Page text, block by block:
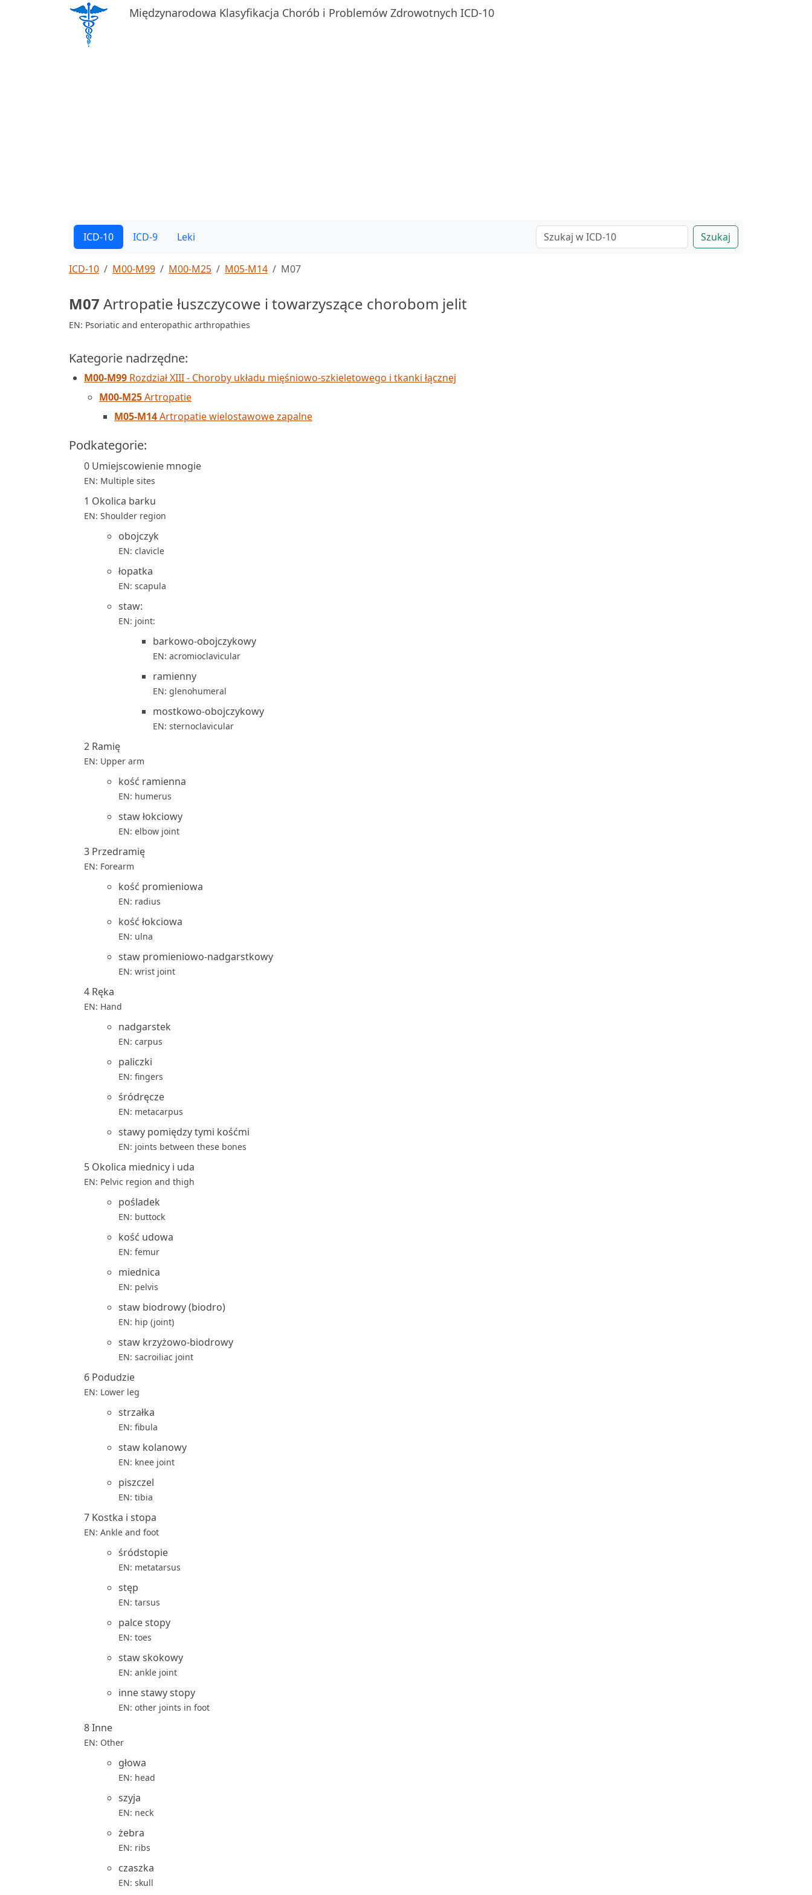
Międzynarodowa Klasyfikacja Chorób i Problemów Zdrowotnych ICD-10
ICD-10 ICD-9 Leki Szukaj
ICD-10 M00-M99 M00-M25 M05-M14 M07
M07 Artropatie łuszczycowe i towarzyszące chorobom jelit
EN: Psoriatic and enteropathic arthropathies
Kategorie nadrzędne:
M00-M99 Rozdział XIII - Choroby układu mięśniowo-szkieletowego i tkanki łącznej
M00-M25Artropatie
M05-M14Artropatie wielostawowe zapalne
Podkategorie:
0 Umiejscowienie mnogie
EN: Multiple sites
1 Okolica barku
EN: Shoulder region
obojczyk
EN: clavicle
łopatka
EN: scapula
staw:
EN: joint:
barkowo-obojczykowy
EN: acromioclavicular
ramienny
EN: glenohumeral
mostkowo-obojczykowy
EN: sternoclavicular
2 Ramię
EN: Upper arm
kość ramienna
EN: humerus
staw łokciowy
EN: elbow joint
3 Przedramię
EN: Forearm
kość promieniowa
EN: radius
kość łokciowa
EN: ulna
staw promieniowo-nadgarstkowy
EN: wrist joint
4 Ręka
EN: Hand
nadgarstek
EN: carpus
paliczki
EN: fingers
śródręcze
EN: metacarpus
stawy pomiędzy tymi kośćmi
EN: joints between these bones
5 Okolica miednicy i uda
EN: Pelvic region and thigh
pośladek
EN: buttock
kość udowa
EN: femur
miednica
EN: pelvis
staw biodrowy (biodro)
EN: hip (joint)
staw krzyżowo-biodrowy
EN: sacroiliac joint
6 Podudzie
EN: Lower leg
strzałka
EN: fibula
staw kolanowy
EN: knee joint
piszczel
EN: tibia
7 Kostka i stopa
EN: Ankle and foot
śródstopie
EN: metatarsus
stęp
EN: tarsus
palce stopy
EN: toes
staw skokowy
EN: ankle joint
inne stawy stopy
EN: other joints in foot
8 Inne
EN: Other
głowa
EN: head
szyja
EN: neck
żebra
EN: ribs
czaszka
EN: skull